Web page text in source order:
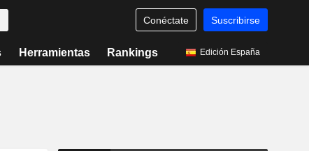
Conéctate Suscribirse
Herramientas Rankings Edición España